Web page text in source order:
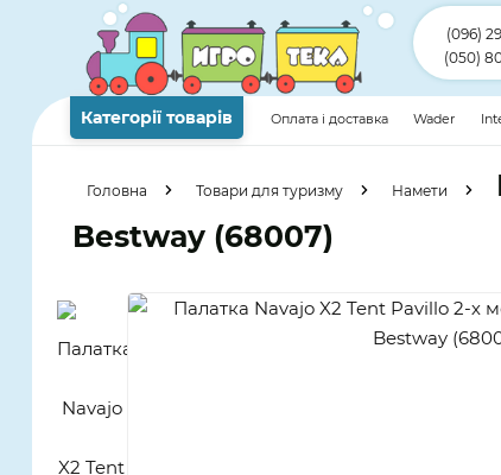
(096)
(050)
Категорії товарів Оплата і доставка Wader
Головна Товари для туризму Намети
Bestway (68007)